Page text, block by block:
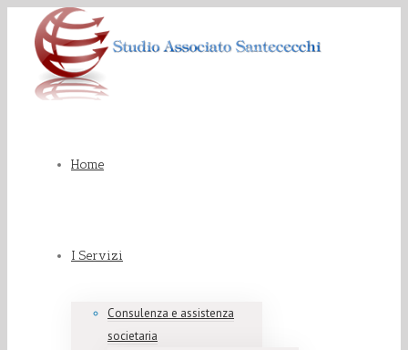
Home
I Servizi
Consulenza e assistenza
societaria